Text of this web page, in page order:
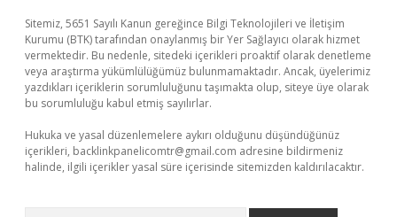
Sitemiz, 5651 Sayılı Kanun gereğince Bilgi Teknolojileri ve İletişim
Kurumu (BTK) tarafından onaylanmış bir Yer Sağlayıcı olarak hizmet
vermektedir. Bu nedenle, sitedeki içerikleri proaktif olarak denetleme
veya araştırma yükümlülüğümüz bulunmamaktadır. Ancak, üyelerimiz
yazdıkları içeriklerin sorumluluğunu taşımakta olup, siteye üye olarak
bu sorumluluğu kabul etmiş sayılırlar.
Hukuka ve yasal düzenlemelere aykırı olduğunu düşündüğünüz
içerikleri, backlinkpanelicomtr@gmail.com adresine bildirmeniz
halinde, ilgili içerikler yasal süre içerisinde sitemizden kaldırılacaktır.